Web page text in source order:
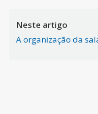
Neste artigo
A organização da